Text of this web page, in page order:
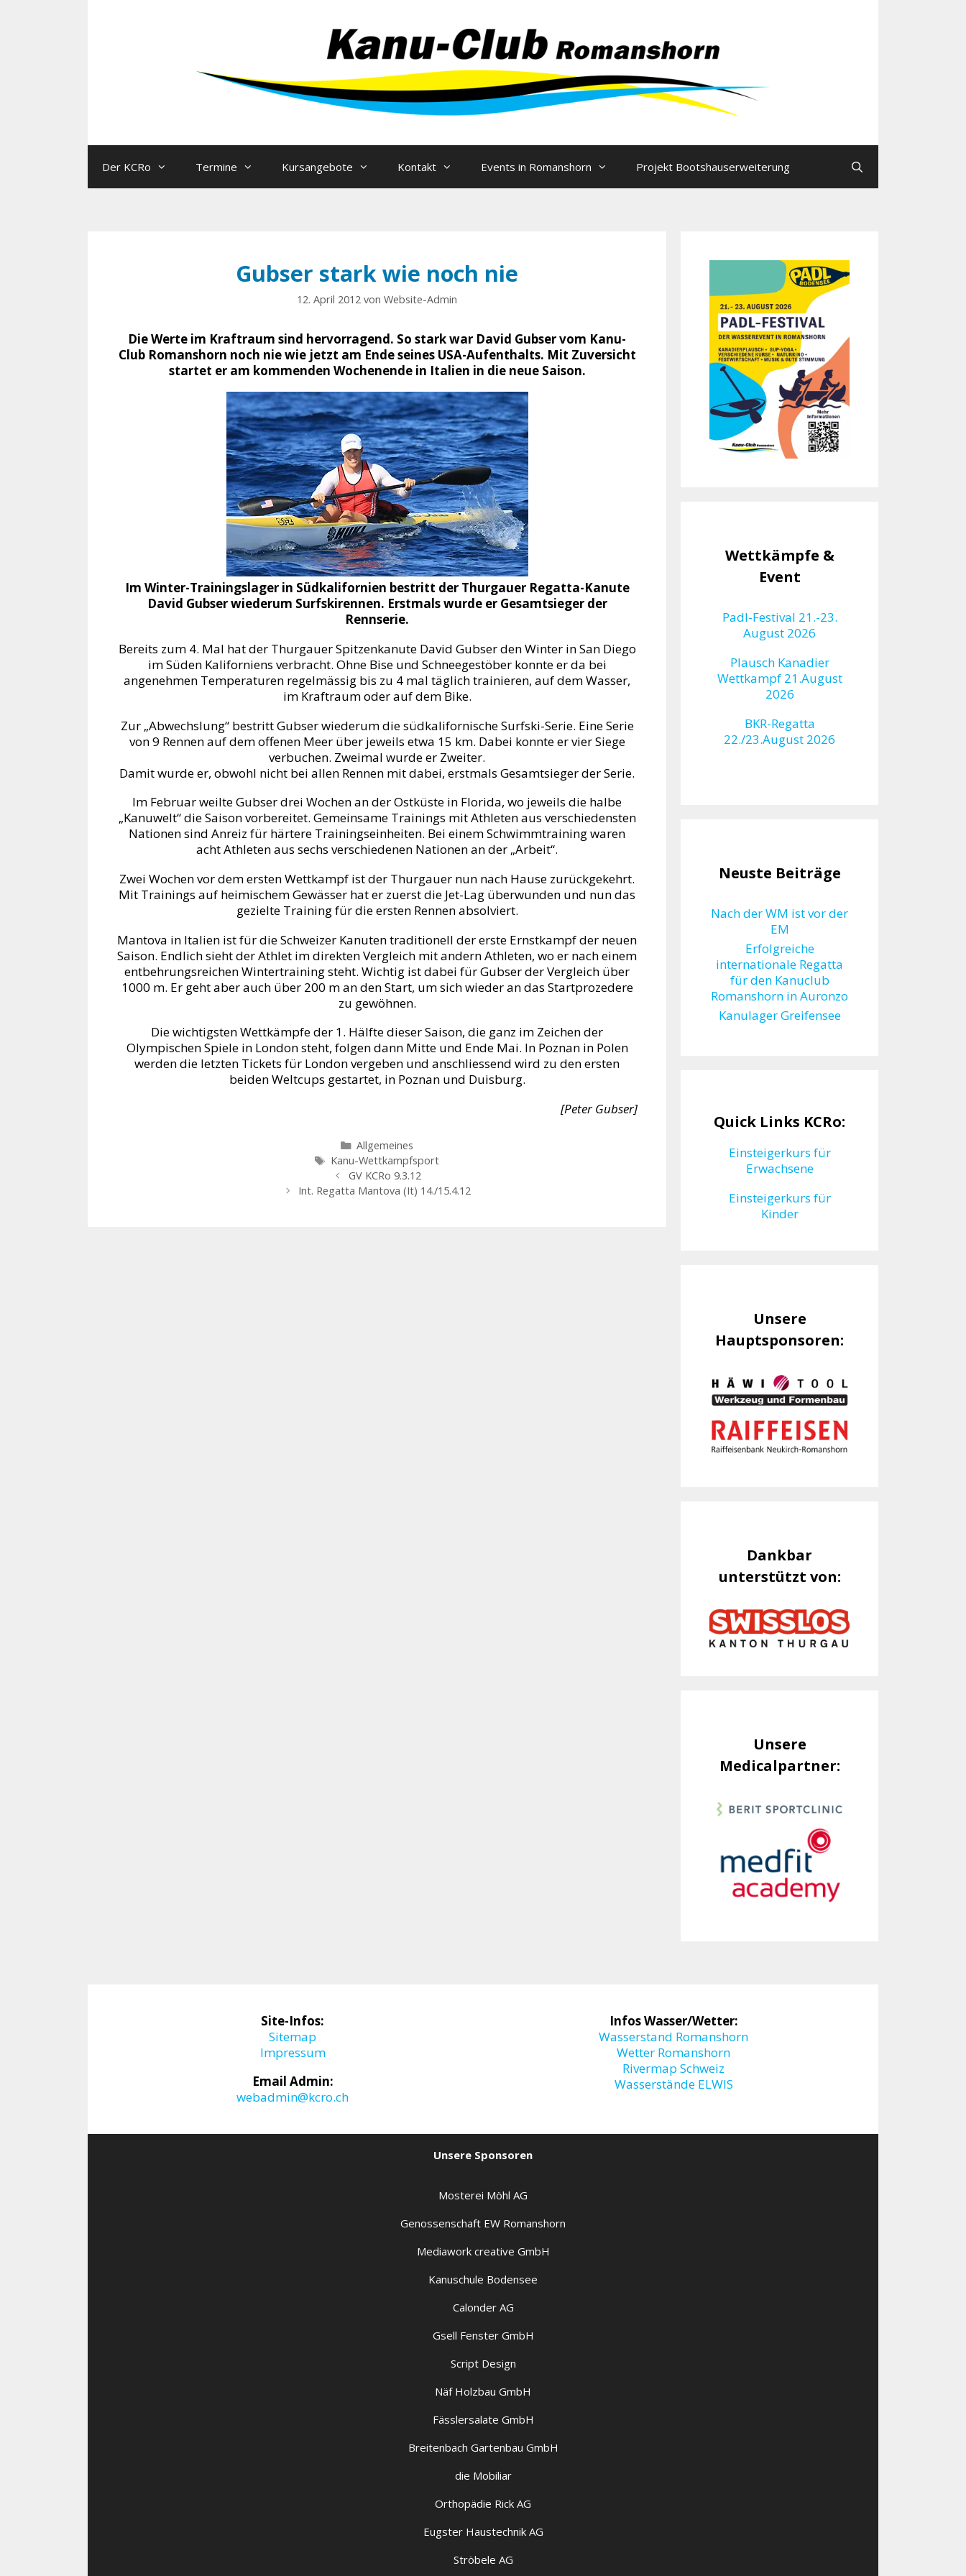
springen
Der KCRo Termine Kursangebote Kontakt Events in Romanshorn Projekt Bootshauserweiterung
Gubser stark wie noch nie
12. April 2012 von Website-Admin
Die Werte im Kraftraum sind hervorragend. So stark war David Gubser vom Kanu-
Club Romanshorn noch nie wie jetzt am Ende seines USA-Aufenthalts. Mit Zuversicht
startet er am kommenden Wochenende in Italien in die neue Saison.
Im Winter-Trainingslager in Südkalifornien bestritt der Thurgauer Regatta-Kanute
David Gubser wiederum Surfskirennen. Erstmals wurde er Gesamtsieger der
Rennserie.
Bereits zum 4. Mal hat der Thurgauer Spitzenkanute David Gubser den Winter in San Diego
im Süden Kaliforniens verbracht. Ohne Bise und Schneegestöber konnte er da bei
angenehmen Temperaturen regelmässig bis zu 4 mal täglich trainieren, auf dem Wasser,
im Kraftraum oder auf dem Bike.
Zur „Abwechslung“ bestritt Gubser wiederum die südkalifornische Surfski-Serie. Eine Serie
von 9 Rennen auf dem offenen Meer über jeweils etwa 15 km. Dabei konnte er vier Siege
verbuchen. Zweimal wurde er Zweiter.
Damit wurde er, obwohl nicht bei allen Rennen mit dabei, erstmals Gesamtsieger der Serie.
Im Februar weilte Gubser drei Wochen an der Ostküste in Florida, wo jeweils die halbe
„Kanuwelt“ die Saison vorbereitet. Gemeinsame Trainings mit Athleten aus verschiedensten
Nationen sind Anreiz für härtere Trainingseinheiten. Bei einem Schwimmtraining waren
acht Athleten aus sechs verschiedenen Nationen an der „Arbeit“.
Zwei Wochen vor dem ersten Wettkampf ist der Thurgauer nun nach Hause zurückgekehrt.
Mit Trainings auf heimischem Gewässer hat er zuerst die Jet-Lag überwunden und nun das
gezielte Training für die ersten Rennen absolviert.
Mantova in Italien ist für die Schweizer Kanuten traditionell der erste Ernstkampf der neuen
Saison. Endlich sieht der Athlet im direkten Vergleich mit andern Athleten, wo er nach einem
entbehrungsreichen Wintertraining steht. Wichtig ist dabei für Gubser der Vergleich über
1000 m. Er geht aber auch über 200 m an den Start, um sich wieder an das Startprozedere
zu gewöhnen.
Die wichtigsten Wettkämpfe der 1. Hälfte dieser Saison, die ganz im Zeichen der
Olympischen Spiele in London steht, folgen dann Mitte und Ende Mai. In Poznan in Polen
werden die letzten Tickets für London vergeben und anschliessend wird zu den ersten
beiden Weltcups gestartet, in Poznan und Duisburg.
[Peter Gubser]
Kategorien
Allgemeines
Schlagwörter
Kanu-Wettkampfsport
GV KCRo 9.3.12
Int. Regatta Mantova (It) 14./15.4.12
Wettkämpfe &
Event
Padl-Festival 21.-23.
August 2026
Plausch Kanadier
Wettkampf 21.August
2026
BKR-Regatta
22./23.August 2026
Neuste Beiträge
Nach der WM ist vor der
EM
Erfolgreiche
internationale Regatta
für den Kanuclub
Romanshorn in Auronzo
Kanulager Greifensee
Quick Links KCRo:
Einsteigerkurs für
Erwachsene
Einsteigerkurs für
Kinder
Unsere
Hauptsponsoren:
Dankbar
unterstützt von:
Unsere
Medicalpartner:
Site-Infos:
Sitemap
Impressum
Email Admin:
webadmin@kcro.ch
Infos Wasser/Wetter:
Wasserstand Romanshorn
Wetter Romanshorn
Rivermap Schweiz
Wasserstände ELWIS
Unsere Sponsoren
Mosterei Möhl AG
Genossenschaft EW Romanshorn
Mediawork creative GmbH
Kanuschule Bodensee
Calonder AG
Gsell Fenster GmbH
Script Design
Näf Holzbau GmbH
Fässlersalate GmbH
Breitenbach Gartenbau GmbH
die Mobiliar
Orthopädie Rick AG
Eugster Haustechnik AG
Ströbele AG